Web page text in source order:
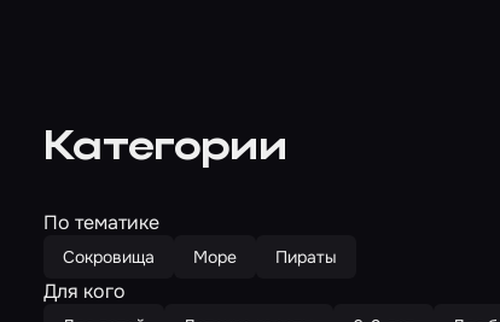
Категории
По тематике
Сокровища Море Пираты
Для кого